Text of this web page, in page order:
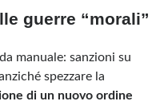
guerre “morali”
manuale: sanzioni su
spezzare la
di un nuovo ordine